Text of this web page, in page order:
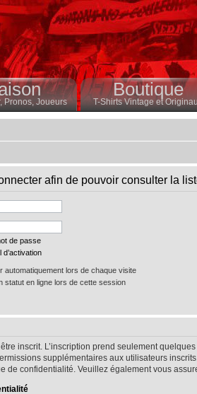
Pronos, Joueurs
Boutique
T-Shirts Vintage et
afin de pouvoir consulter la
de passe
d’activation
automatiquement lors de chaque visite
statut en ligne lors de cette session
inscrit. L’inscription prend seulement
supplémentaires aux utilisateurs
de confidentialité. Veuillez également vous